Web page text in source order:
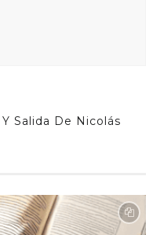
Salida De Nicolás